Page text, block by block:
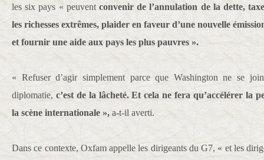
les six pays « peuvent convenir de l’annulation de la dette,
les richesses extrêmes, plaider en faveur d’une nouvelle
et fournir une aide aux pays les plus pauvres ».
« Refuser d’agir simplement parce que Washington ne se
diplomatie, c’est de la lâcheté. Et cela ne fera qu’accélérer la
la scène internationale », a-t-il averti.
Dans ce contexte, Oxfam appelle les dirigeants du G7, « et les